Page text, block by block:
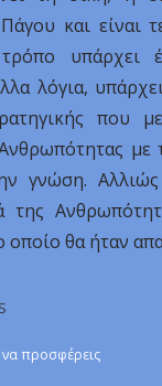
και είναι
υπάρχει
λόγια,
που
με
γνώση.
της
οποίο θα ήταν
προσφέρεις